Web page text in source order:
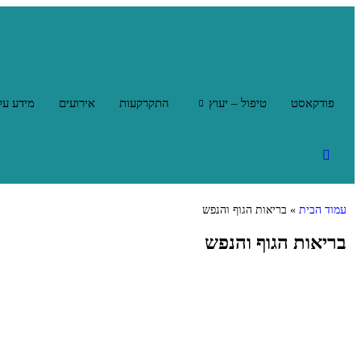
פודקאסט טיפול – יעוץ התקרקעות אירועים מידע
עמוד הבית » בריאות הגוף והנפש
בריאות הגוף והנפש